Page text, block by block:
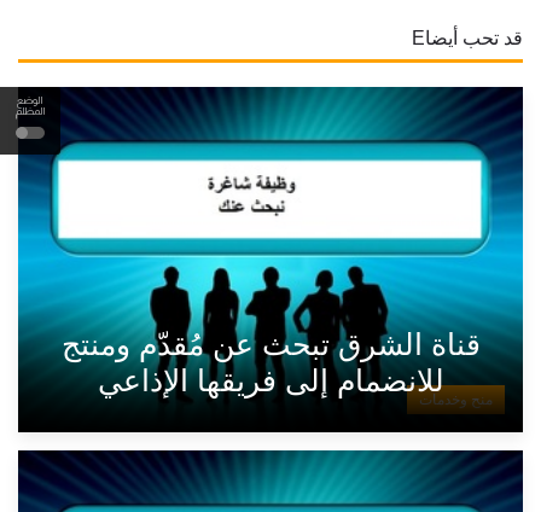
الوضع
المظلم
قد تحب أيضاE
منح وخدمات
قناة الشرق تبحث عن مُقدّم ومنتج
للانضمام إلى فريقها الإذاعي